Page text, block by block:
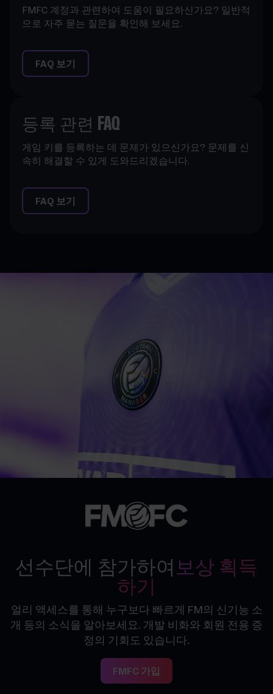
FMFC 계정과 관련하여 도움이 필요하신가요? 일반적
으로 자주 묻는 질문을 확인해 보세요.
FAQ 보기
등록 관련 FAQ
게임 키를 등록하는 데 문제가 있으신가요? 문제를 신
속히 해결할 수 있게 도와드리겠습니다.
FAQ 보기
선수단에 참가하여 보상 획득
하기
얼리 액세스를 통해 누구보다 빠르게 FM의 신기능 소
개 등의 소식을 알아보세요. 개발 비화와 회원 전용 증
정의 기회도 있습니다.
FMFC 가입